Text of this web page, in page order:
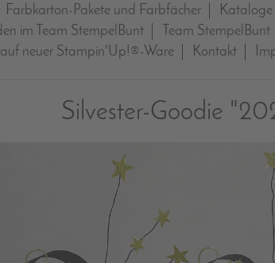
Farbkarton-Pakete und Farbfächer Kataloge
im Team StempelBunt
Team StempelBunt
neuer Stampin'Up!®-Ware
Kontakt
Silvester-Goodie